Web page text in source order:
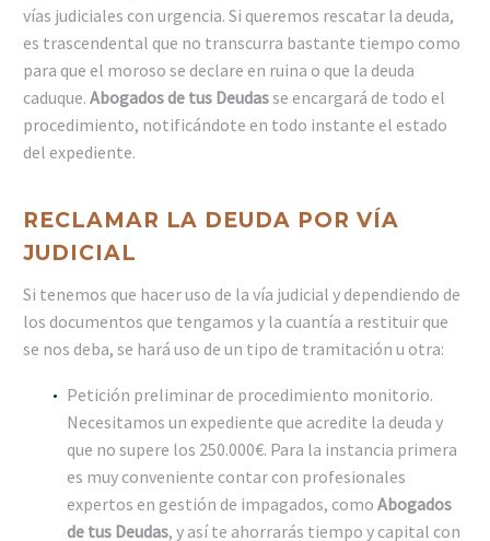
vías judiciales con urgencia. Si queremos rescatar la deuda,
es trascendental que no transcurra bastante tiempo como
para que el moroso se declare en ruina o que la deuda
caduque. Abogados de tus Deudasse encargará de todo el
procedimiento, notificándote en todo instante el estado
del expediente.
RECLAMAR LA DEUDA POR VÍA
JUDICIAL
Si tenemos que hacer uso de la vía judicial y dependiendo de
los documentos que tengamos y la cuantía a restituir que
se nos deba, se hará uso de un tipo de tramitación u otra:
Petición preliminar de procedimiento monitorio.
Necesitamos un expediente que acredite la deuda y
que no supere los 250.000€. Para la instancia primera
es muy conveniente contar con profesionales
expertos en gestión de impagados, como Abogados
de tus Deudas, y así te ahorrarás tiempo y capital con